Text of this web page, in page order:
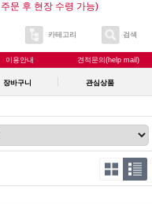
문 후 현장 수령 가능)
카테고리 검색
이용안내 견적문의(help mail)
장바구니 관심상품